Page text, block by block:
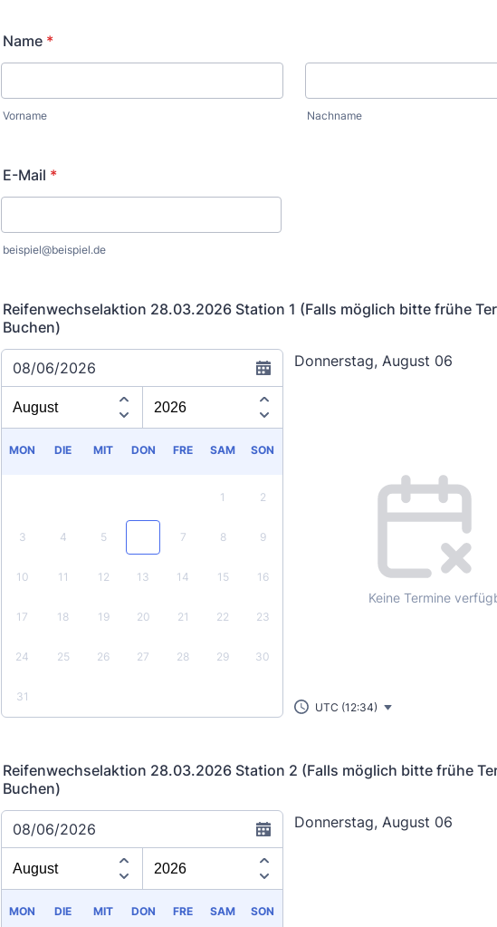
Name *
Vorname Nachname
E-Mail *
beispiel@beispiel.de
Reifenwechselaktion 28.03.2026 Station 1 (Falls möglich bitte frühe
Buchen)
08/06/2026
MON DIE MIT DON FRE SAM SON
1 2
3 4 5 7 8 9
10 11 12 13 14 15 16
17 18 19 20 21 22 23
24 25 26 27 28 29 30
31
Donnerstag, August 06
Keine Termine
UTC (12:34)
Reifenwechselaktion 28.03.2026 Station 2 (Falls möglich bitte frühe
Buchen)
08/06/2026
MON DIE MIT DON FRE SAM SON
Donnerstag, August 06